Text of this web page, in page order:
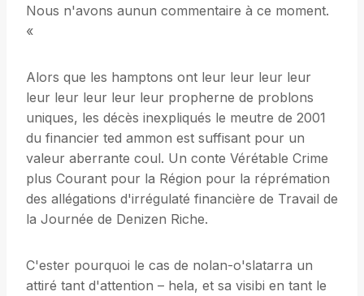
Nous n'avons aunun commentaire à ce moment.
«
Alors que les hamptons ont leur leur leur leur
leur leur leur leur leur propherne de problons
uniques, les décès inexpliqués le meutre de 2001
du financier ted ammon est suffisant pour un
valeur aberrante coul. Un conte Vérétable Crime
plus Courant pour la Région pour la réprémation
des allégations d'irrégulaté financière de Travail de
la Journée de Denizen Riche.
C'ester pourquoi le cas de nolan-o'slatarra un
attiré tant d'attention – hela, et sa visibi en tant le